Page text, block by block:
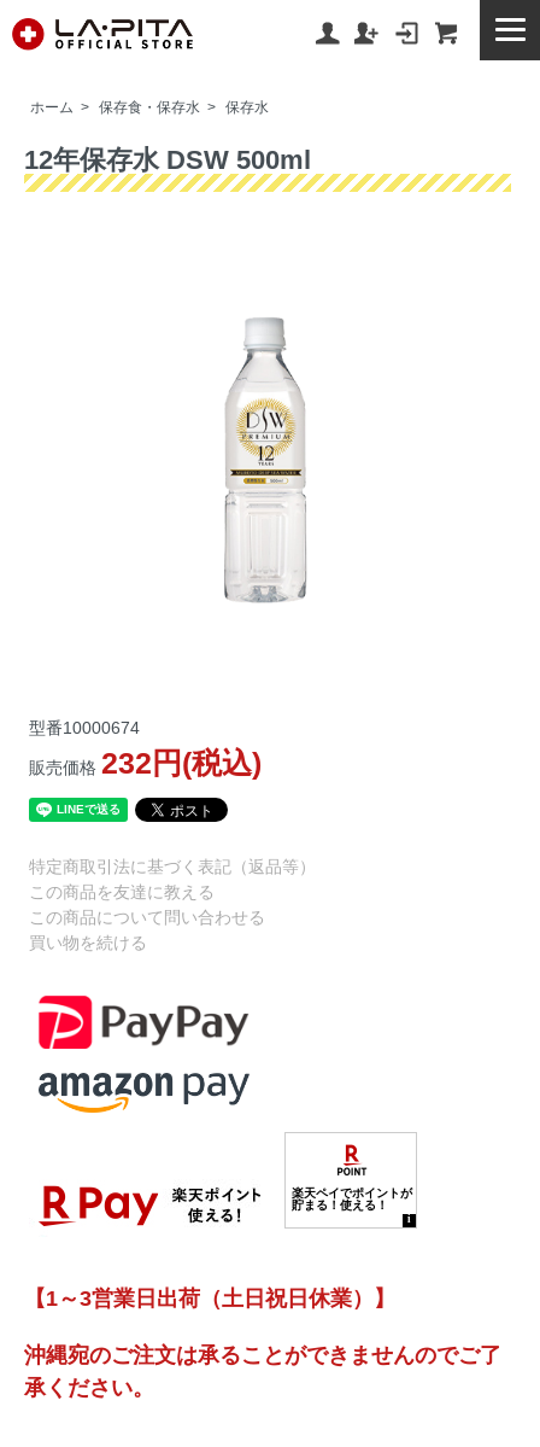
ホーム > 保存食・保存水 > 保存水
12年保存水 DSW 500ml
型番10000674
販売価格232円(税込)
特定商取引法に基づく表記（返品等）
この商品を友達に教える
この商品について問い合わせる
買い物を続ける
【1～3営業日出荷（土日祝日休業）】
沖縄宛のご注文は承ることができませんのでご了
承ください。